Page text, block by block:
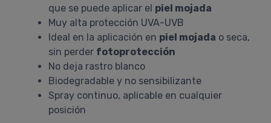
que se puede aplicar el piel mojada
Muy alta protección UVA-UVB
Ideal en la aplicación en piel mojada o seca,
sin perder fotoprotección
No deja rastro blanco
Biodegradable y no sensibilizante
Spray continuo, aplicable en cualquier
posición